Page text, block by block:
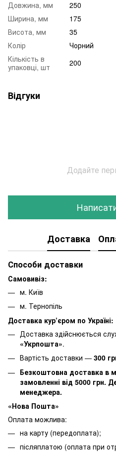
Довжина, мм
250
Ширина, мм
175
Висота, мм
35
Колір
Чорний
Кількість в
упаковці, шт
200
Відгуки
Додайте
Доставка
Способи доставки
Самовивіз:
м. Київ
м. Тернопіль
Доставка кур’єром по Україні:
Доставка здійснюється
«Укрпошта».
Вартість доставки — 300
Безкоштовна доставка в
замовленні від 5000 грн.
менеджера.
«Нова Пошта»
Оплата можлива:
на карту (передоплата);
післяплатою (оплата при